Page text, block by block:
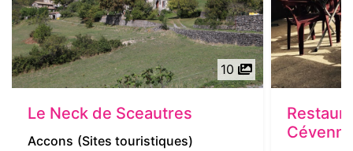
10
Le Neck de Sceautres
Accons (Sites touristiques)